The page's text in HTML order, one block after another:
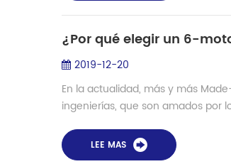
¿Por qué elegir un 6-
2019-12-20
En la actualidad, más y más
ingenierías, que son amados por
LEE MAS